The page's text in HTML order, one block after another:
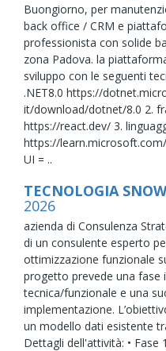
Buongiorno, per
back office / CRM e
professionista con solide
zona Padova. la
sviluppo con le seguenti
.NET8.0 https://
it/download/dotnet/8.0 2.
https://react.dev/ 3.
https://
UI = ..
TECNOLOGIA
2026
azienda di Consulenza
di un consulente esperto
ottimizzazione funzionale
progetto prevede una fase
tecnica/funzionale e una
implementazione.
un modello dati esistente
Dettagli dell'attività: • Fase